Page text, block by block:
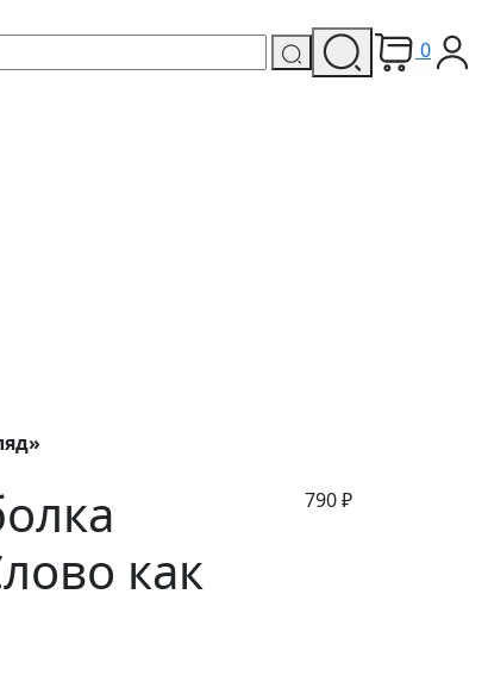
0
как
790₽